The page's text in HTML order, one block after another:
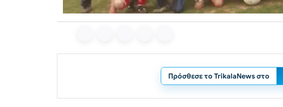
Πρόσθεσε το TrikalaNews στο